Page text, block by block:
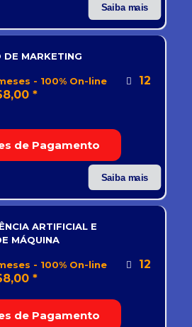
Saiba mais
de Pagamento
Saiba mais
DE MARKETING
- 100% On-line
12
*
de Pagamento
ARTIFICIAL E
MÁQUINA
- 100% On-line
12
*